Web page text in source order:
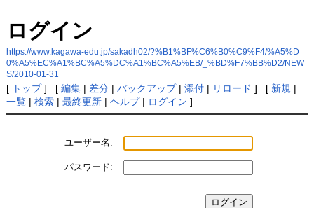
ログイン
https://www.kagawa-edu.jp/sakadh02/?%B1%BF%C6%B0%C9%F4/%A5%D
0%A5%EC%A1%BC%A5%DC%A1%BC%A5%EB/_%BD%F7%BB%D2/NEW
S/2010-01-31
[ トップ] [ 編集| 差分| バックアップ| 添付| リロード ] [ 新規 |
一覧| 検索| 最終更新| ヘルプ| ログイン ]
ユーザー名:
パスワード: